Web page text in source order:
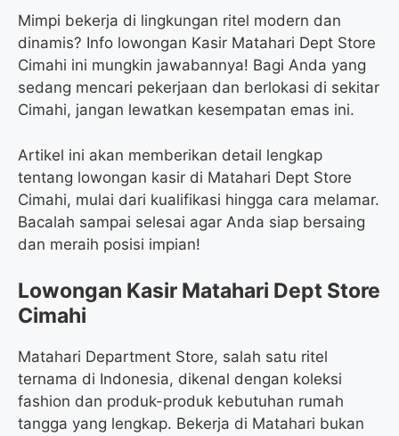
Mimpi bekerja di lingkungan ritel modern dan
dinamis? Info lowongan Kasir Matahari Dept Store
Cimahi ini mungkin jawabannya! Bagi Anda yang
sedang mencari pekerjaan dan berlokasi di sekitar
Cimahi, jangan lewatkan kesempatan emas ini.
Artikel ini akan memberikan detail lengkap
tentang lowongan kasir di Matahari Dept Store
Cimahi, mulai dari kualifikasi hingga cara melamar.
Bacalah sampai selesai agar Anda siap bersaing
dan meraih posisi impian!
Lowongan Kasir Matahari Dept Store
Cimahi
Matahari Department Store, salah satu ritel
ternama di Indonesia, dikenal dengan koleksi
fashion dan produk-produk kebutuhan rumah
tangga yang lengkap. Bekerja di Matahari bukan